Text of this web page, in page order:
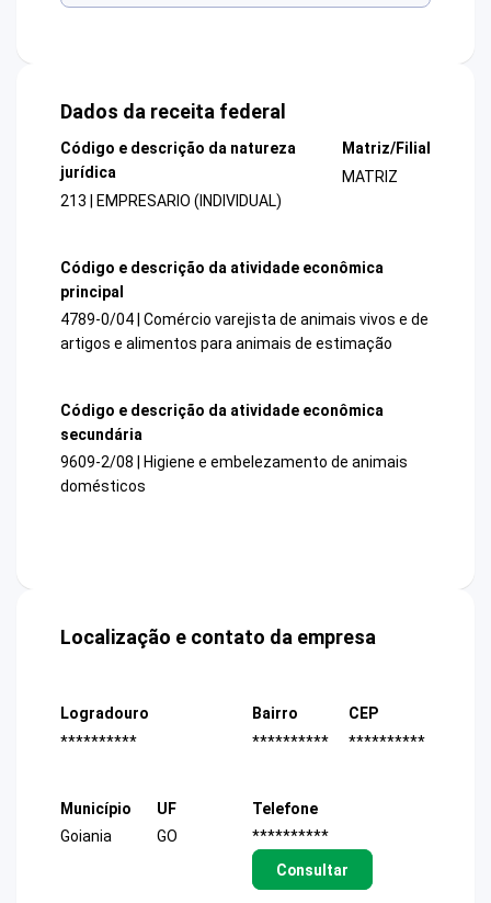
Dados da receita federal
Código e descrição da natureza
jurídica
213 | EMPRESARIO (INDIVIDUAL)
Matriz/Filial
MATRIZ
Código e descrição da atividade econômica
principal
4789-0/04 | Comércio varejista de animais vivos e de
artigos e alimentos para animais de estimação
Código e descrição da atividade econômica
secundária
9609-2/08 | Higiene e embelezamento de animais
domésticos
Localização e contato da empresa
Logradouro
**********
Bairro
**********
CEP
**********
Município
Goiania
UF
GO
Telefone
**********
Consultar